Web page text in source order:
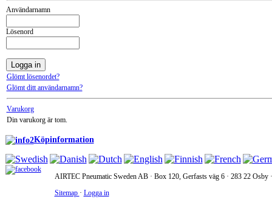
Användarnamn
Lösenord
Glömt lösenordet?
Glömt ditt användarnamn?
Varukorg
Din varukorg är tom.
Köpinformation
AIRTEC Pneumatic Sweden AB · Box 120, Gerfasts väg 6 · 283 22
Sitemap · Logga in